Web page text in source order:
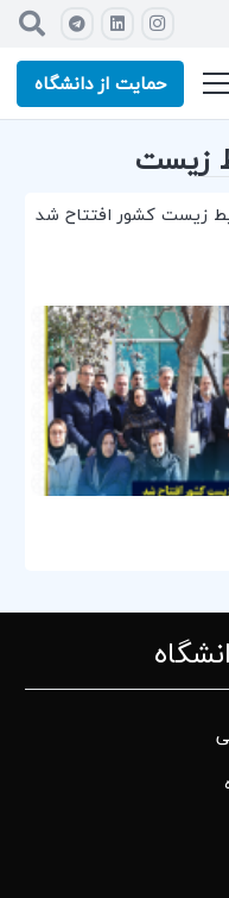
حمایت از دانشگاه
زیست
زیست کشور افتتاح شد